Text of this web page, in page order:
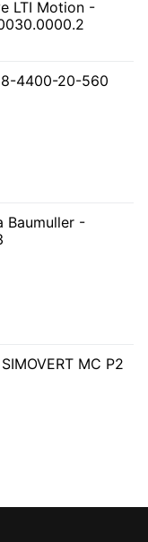
LTI Motion -
4400-20-560
Baumuller -
MC P2